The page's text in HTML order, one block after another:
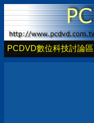
PCDVD數位科技討論區